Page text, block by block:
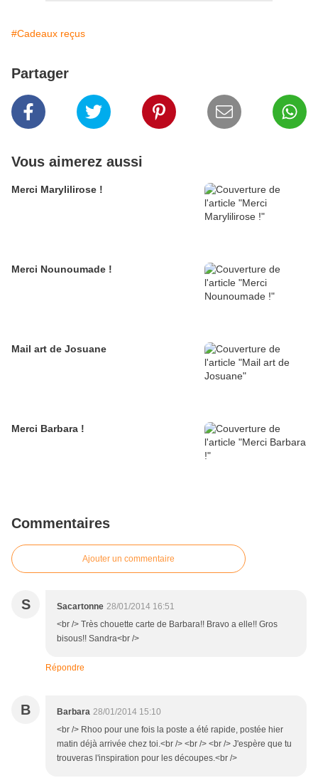
#Cadeaux reçus
Partager
Vous aimerez aussi
Merci Marylilirose !
Merci Nounoumade !
Mail art de Josuane
Merci Barbara !
Commentaires
Ajouter un commentaire
S Sacartonne 28/01/2014 16:51
<br /> Très chouette carte de Barbara!! Bravo a elle!! Gros
bisous!! Sandra<br />
Répondre
B Barbara 28/01/2014 15:10
<br /> Rhoo pour une fois la poste a été rapide, postée hier
matin déjà arrivée chez toi.<br /> <br /> <br /> J'espère que tu
trouveras l'inspiration pour les découpes.<br />